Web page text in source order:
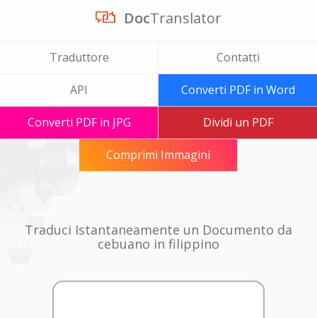
DocTranslator
Traduttore Contatti
API Converti PDF in Word
Converti PDF in JPG Dividi un PDF
Comprimi Immagini
Traduci Istantaneamente un Documento da
cebuano in filippino